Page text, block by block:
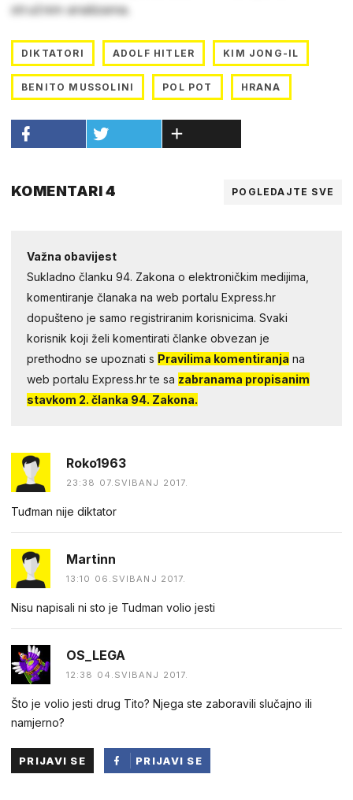
stručnim analizama.
DIKTATORI ADOLF HITLER KIM JONG-IL
BENITO MUSSOLINI POL POT HRANA
KOMENTARI 4 POGLEDAJTE SVE
Važna obavijest
Sukladno članku 94. Zakona o elektroničkim medijima,
komentiranje članaka na web portalu Express.hr
dopušteno je samo registriranim korisnicima. Svaki
korisnik koji želi komentirati članke obvezan je
prethodno se upoznati s Pravilima komentiranja na
web portalu Express.hr te sa zabranama propisanim
stavkom 2. članka 94. Zakona.
Roko1963
23:38 07.SVIBANJ 2017.
Tuđman nije diktator
Martinn
13:10 06.SVIBANJ 2017.
Nisu napisali ni sto je Tudman volio jesti
OS_LEGA
12:38 04.SVIBANJ 2017.
Što je volio jesti drug Tito? Njega ste zaboravili slučajno ili
namjerno?
PRIJAVI SE
PRIJAVI SE